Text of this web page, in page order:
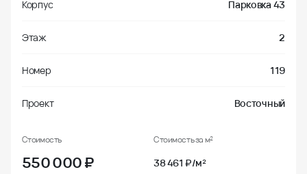
Корпус Парковка 43
Этаж 2
Номер 119
Проект Восточный
Стоимость
550 000₽
Стоимость за м²
38 461 ₽/м²